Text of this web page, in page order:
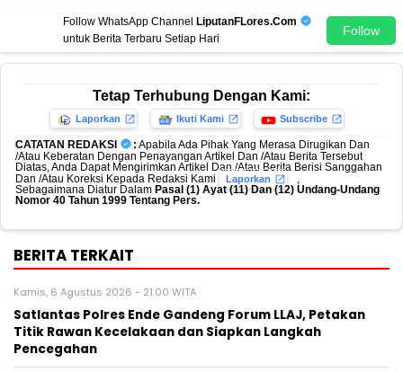
Follow WhatsApp Channel
LiputanFLores.Com
untuk Berita Terbaru Setiap Hari
Follow
Tetap Terhubung Dengan Kami:
Laporkan Ikuti Kami Subscribe
CATATAN REDAKSI : Apabila Ada Pihak Yang Merasa Dirugikan Dan
/Atau Keberatan Dengan Penayangan Artikel Dan /Atau Berita Tersebut
Diatas, Anda Dapat Mengirimkan Artikel Dan /Atau Berita Berisi Sanggahan
Dan /Atau Koreksi Kepada Redaksi Kami
Laporkan
Sebagaimana Diatur Dalam Pasal (1) Ayat (11) Dan (12) Undang-Undang
Nomor 40 Tahun 1999 Tentang Pers.
BERITA TERKAIT
Kamis, 6 Agustus 2026 - 21:00 WITA
Satlantas Polres Ende Gandeng Forum LLAJ, Petakan
Titik Rawan Kecelakaan dan Siapkan Langkah
Pencegahan